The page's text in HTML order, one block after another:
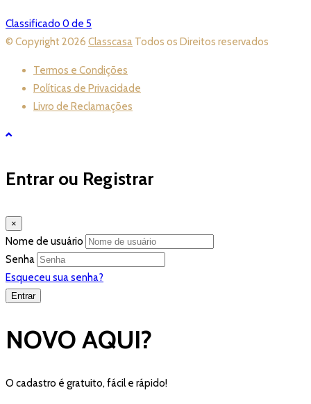
Classificado 0 de 5
© Copyright 2026 Classcasa Todos os Direitos reservados
Termos e Condições
Políticas de Privacidade
Livro de Reclamações
Entrar ou Registrar
×
Nome de usuário
Senha
Esqueceu sua senha?
NOVO AQUI?
O cadastro é gratuito, fácil e rápido!